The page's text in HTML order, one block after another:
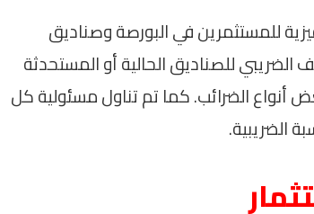
للمستثمرين في البورصة وصناديق
للصناديق الحالية أو المستحدثة
أنواع الضرائب. كما تم تناول مسئولية كل
الضريبية.